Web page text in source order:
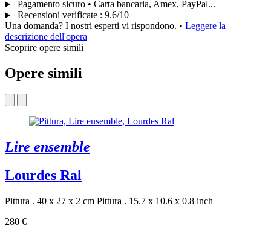
Pagamento sicuro • Carta bancaria, Amex, PayPal...
Recensioni verificate : 9.6/10
Una domanda? I nostri esperti vi rispondono. • Leggere la
descrizione dell'opera
Scoprire opere simili
Opere simili
Lire ensemble
Lourdes Ral
Pittura . 40 x 27 x 2 cm Pittura . 15.7 x 10.6 x 0.8 inch
280 €